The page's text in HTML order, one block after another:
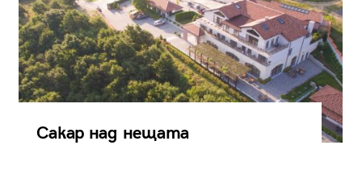
Сакар над нещата